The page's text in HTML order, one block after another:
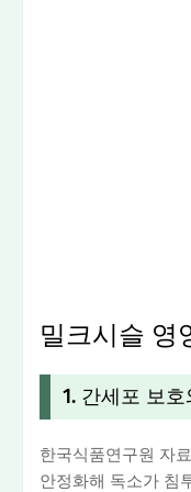
밀크시슬 영
1. 간세포 보
한국식품연구원 자
안정화해 독소가 침